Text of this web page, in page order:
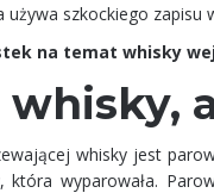
szkockiego zapisu
na temat whisky
whisky,
whisky jest
wyparowała.